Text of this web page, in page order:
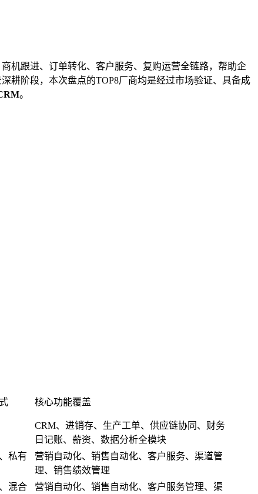
机跟进、订单转化、客户服务、复购运营全链路，帮助企
耕阶段，本次盘点的TOP8厂商均是经过市场验证、具备成
。
核心功能覆盖
CRM、进销存、生产工单、供应链协同、财务
日记账、薪资、数据分析全模块
私有
营销自动化、销售自动化、客户服务、渠道管
理、销售绩效管理
混合
营销自动化、销售自动化、客户服务管理、渠